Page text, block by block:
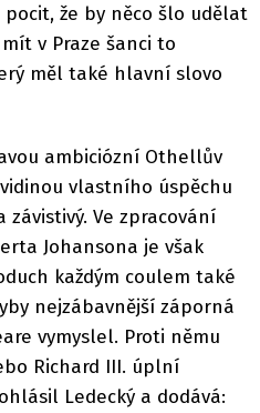
že by něco šlo udělat
v Praze šanci to
měl také hlavní slovo
ambiciózní Othellův
vlastního úspěchu
Ve zpracování
Johansona je však
každým coulem také
nejzábavnější záporná
vymyslel. Proti němu
Richard III. úplní
Ledecký a dodává: